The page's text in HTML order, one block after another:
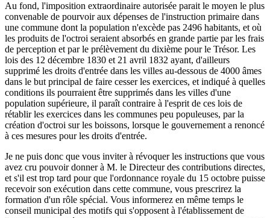
Au fond, l'imposition extraordinaire autorisée parait le moyen le plus
convenable de pourvoir aux dépenses de l'instruction primaire dans
une commune dont la population n'excède pas 2496 habitants, et où
les produits de l'octroi seraient absorbés en grande partie par les frais
de perception et par le prélèvement du dixième pour le Trésor. Les
lois des 12 décembre 1830 et 21 avril 1832 ayant, d'ailleurs
supprimé les droits d'entrée dans les villes au-dessous de 4000 âmes
dans le but principal de faire cesser les exercices, et indiqué à quelles
conditions ils pourraient être supprimés dans les villes d'une
population supérieure, il paraît contraire à l'esprit de ces lois de
rétablir les exercices dans les communes peu populeuses, par la
création d'octroi sur les boissons, lorsque le gouvernement a renoncé
à ces mesures pour les droits d'entrée.
Je ne puis donc que vous inviter à révoquer les instructions que vous
avez cru pouvoir donner à M. le Directeur des contributions directes,
et s'il est trop tard pour que l'ordonnance royale du 15 octobre puisse
recevoir son exécution dans cette commune, vous prescrirez la
formation d'un rôle spécial. Vous informerez en même temps le
conseil municipal des motifs qui s'opposent à l'établissement de